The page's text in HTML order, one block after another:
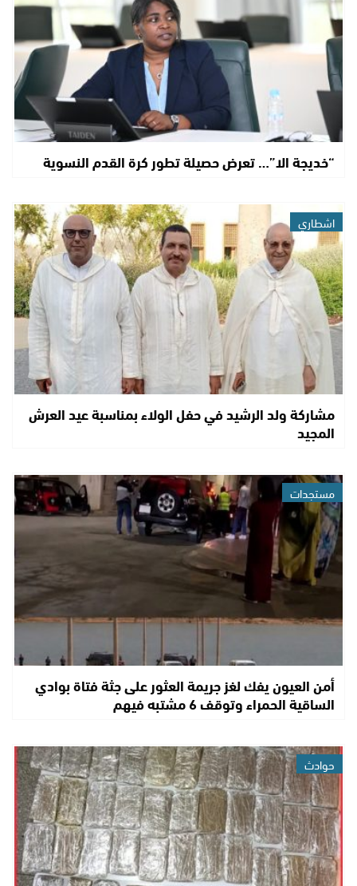
“خديجة الا”… تعرض حصيلة تطور كرة القدم النسوية
اشطاري
مشاركة ولد الرشيد في حفل الولاء بمناسبة عيد العرش
المجيد
مستجدات
أمن العيون يفك لغز جريمة العثور على جثة فتاة بوادي
الساقية الحمراء وتوقف 6 مشتبه فيهم
حوادث